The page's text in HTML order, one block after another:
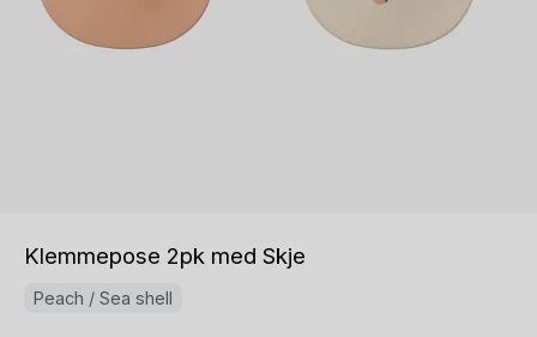
Klemmepose 2pk med Skje
Peach / Sea shell